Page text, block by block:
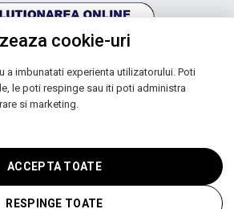
pentru Protecția Consumatorilor
RO S.R.L.
J200100027208
cookie-uri
a imbunatati experienta utilizatorului. Poti
le poti respinge sau iti poti administra
si marketing.
ACCEPTA TOATE
RESPINGE TOATE